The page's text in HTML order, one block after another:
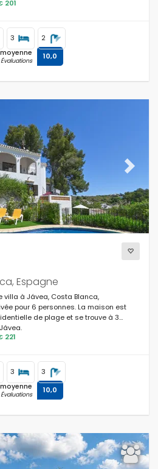
201
3 2
Évaluations 10,0
Next
Espagne
à Jávea, Costa Blanca,
pour 6 personnes. La maison est
de plage et se trouve à 3
221
3 3
Évaluations 10,0